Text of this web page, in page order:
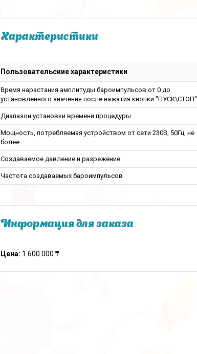
Характеристики
Пользовательские характеристики
Время нарастания амплитуды бароимпульсов от 0 до
установленного значения после нажатия кнопки "ПУСК\СТОП"
Диапазон установки времени процедуры
Мощность, потребляемая устройством от сети 230В, 50Гц, не
более
Создаваемое давление и разрежение
Частота создаваемых бароимпульсов
Информация для заказа
Цена: 1 600 000 ₸